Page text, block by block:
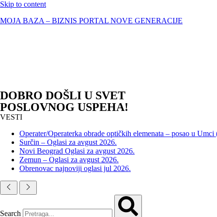
Skip to content
MOJA BAZA – BIZNIS PORTAL NOVE GENERACIJE
DOBRO DOŠLI U SVET
POSLOVNOG USPEHA!
VESTI
Operater/Operaterka obrade optičkih elemenata – posao u Umci
Surčin – Oglasi za avgust 2026.
Novi Beograd Oglasi za avgust 2026.
Zemun – Oglasi za avgust 2026.
Obrenovac najnoviji oglasi jul 2026.
Search